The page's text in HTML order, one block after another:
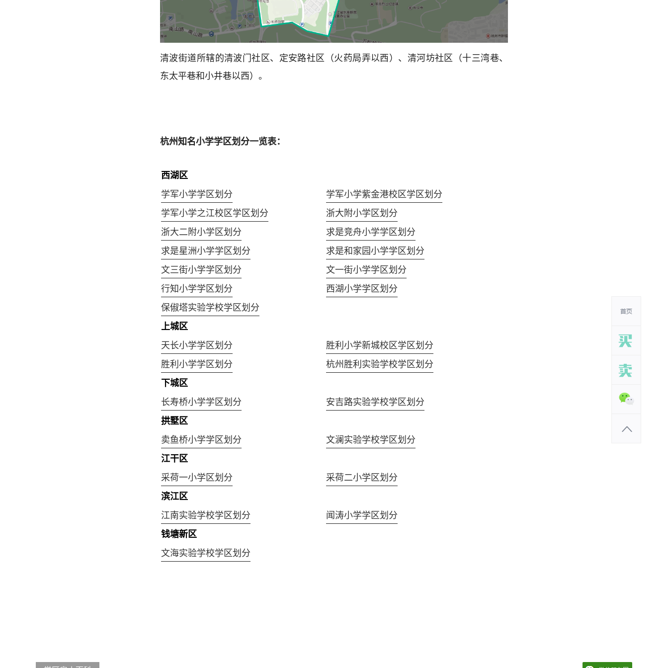
清波街道所辖的清波门社区、定安路社区（火药局弄以西）、清河坊社区（十三湾巷、
东太平巷和小井巷以西）。
杭州知名小学学区划分一览表：
西湖区
学军小学学区划分
学军小学紫金港校区学区划分
学军小学之江校区学区划分
浙大附小学区划分
浙大二附小学区划分
求是竞舟小学学区划分
求是星洲小学学区划分
求是和家园小学学区划分
文三街小学学区划分
文一街小学学区划分
行知小学学区划分
西湖小学学区划分
保俶塔实验学校学区划分
上城区
天长小学学区划分
胜利小学新城校区学区划分
胜利小学学区划分
杭州胜利实验学校学区划分
下城区
长寿桥小学学区划分 安吉路实验学校学区划分
拱墅区
卖鱼桥小学学区划分 文澜实验学校学区划分
江干区
采荷一小学区划分 采荷二小学区划分
滨江区
江南实验学校学区划分 闻涛小学学区划分
钱塘新区
文海实验学校学区划分